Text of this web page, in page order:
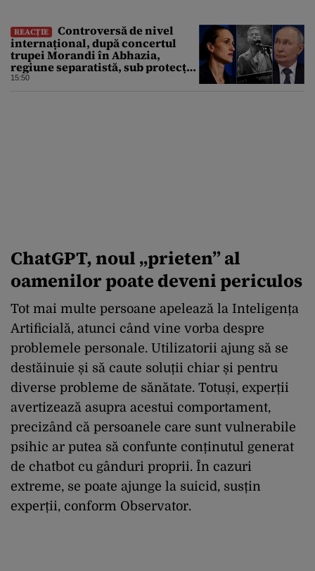
REACȚIE
Controversă de nivel
internațional, după concertul
trupei Morandi în Abhazia,
regiune separatistă, sub protecția
Rusiei
15:50
ChatGPT, noul „prieten” al
oamenilor poate deveni periculos
Tot mai multe persoane apelează la Inteligența
Artificială, atunci când vine vorba despre
problemele personale. Utilizatorii ajung să se
destăinuie și să caute soluții chiar și pentru
diverse probleme de sănătate. Totuși, experții
avertizează asupra acestui comportament,
precizând că persoanele care sunt vulnerabile
psihic ar putea să confunte conținutul generat
de chatbot cu gânduri proprii. În cazuri
extreme, se poate ajunge la suicid, susțin
experții, conform Observator.